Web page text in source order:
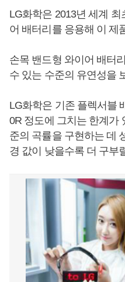
LG화학은 2013년 세계 최
어 배터리를 응용해 이 제
손목 밴드형 와이어 배터
수 있는 수준의 유연성을
LG화학은 기존 플렉서블
0R 정도에 그치는 한계가
준의 곡률을 구현하는 데
경 값이 낮을수록 더 구부